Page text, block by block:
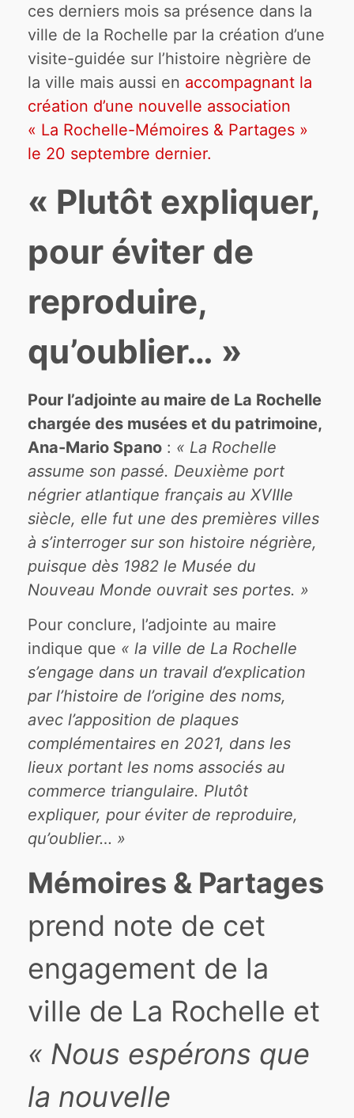
ces derniers mois sa présence dans la
ville de la Rochelle par la création d’une
visite-guidée sur l’histoire nègrière de
la ville mais aussi en accompagnant la
création d’une nouvelle association
« La Rochelle-Mémoires & Partages »
le 20 septembre dernier.
« Plutôt expliquer,
pour éviter de
reproduire,
qu’oublier… »
Pour l’adjointe au maire de La Rochelle
chargée des musées et du patrimoine,
Ana-Mario Spano : « La Rochelle
assume son passé. Deuxième port
négrier atlantique français au XVIIIe
siècle, elle fut une des premières villes
à s’interroger sur son histoire négrière,
puisque dès 1982 le Musée du
Nouveau Monde ouvrait ses portes. »
Pour conclure, l’adjointe au maire
indique que « la ville de La Rochelle
s’engage dans un travail d’explication
par l’histoire de l’origine des noms,
avec l’apposition de plaques
complémentaires en 2021, dans les
lieux portant les noms associés au
commerce triangulaire. Plutôt
expliquer, pour éviter de reproduire,
qu’oublier… »
Mémoires & Partages
prend note de cet
engagement de la
ville de La Rochelle et
« Nous espérons que
la nouvelle